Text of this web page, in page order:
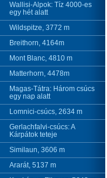
Wallisi-Alpok: Tíz 4000-es
egy hét alatt
Wildspitze, 3772 m
Breithorn, 4164m
Mont Blanc, 4810 m
Matterhorn, 4478m
Magas-Tátra: Három csúcs
egy nap alatt
Lomnici-csúcs, 2634 m
Gerlachfalvi-csúcs: A
Kárpátok teteje
Similaun, 3606 m
Ararát, 5137 m